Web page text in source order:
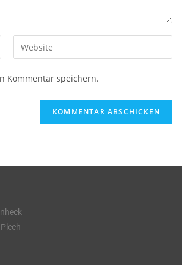
Kommentar speichern.